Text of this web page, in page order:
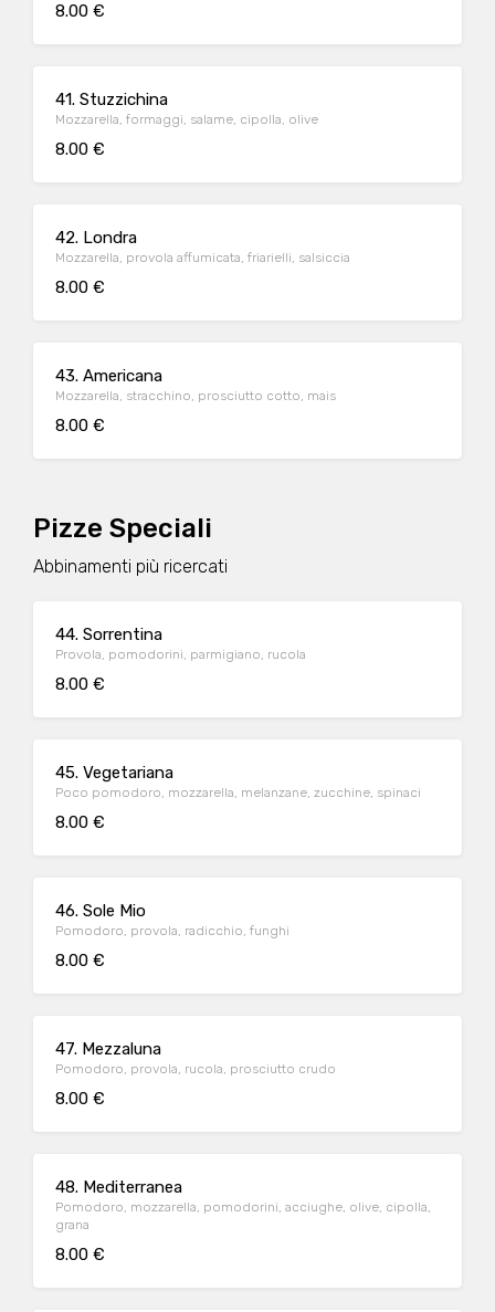
8.00 €
41. Stuzzichina
Mozzarella, formaggi, salame, cipolla, olive
8.00 €
42. Londra
Mozzarella, provola affumicata, friarielli, salsiccia
8.00 €
43. Americana
Mozzarella, stracchino, prosciutto cotto, mais
8.00 €
Pizze Speciali
Abbinamenti più ricercati
44. Sorrentina
Provola, pomodorini, parmigiano, rucola
8.00 €
45. Vegetariana
Poco pomodoro, mozzarella, melanzane, zucchine, spinaci
8.00 €
46. Sole Mio
Pomodoro, provola, radicchio, funghi
8.00 €
47. Mezzaluna
Pomodoro, provola, rucola, prosciutto crudo
8.00 €
48. Mediterranea
Pomodoro, mozzarella, pomodorini, acciughe, olive, cipolla,
grana
8.00 €